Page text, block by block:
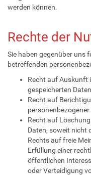
werden können.
Rechte der
Sie haben gegenüber uns
betreffenden
Recht auf Auskunft
gespeicherten
Recht auf
Recht auf
Daten, soweit nicht
Rechts auf freie
Erfüllung einer
öffentlichen
oder Verteidigung